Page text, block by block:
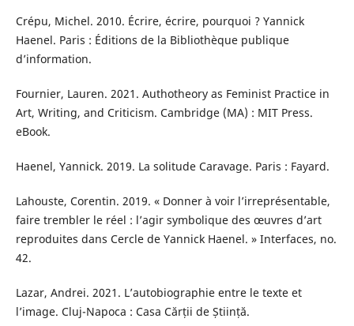
Crépu, Michel. 2010. Écrire, écrire, pourquoi ? Yannick
Haenel. Paris : Éditions de la Bibliothèque publique
d’information.
Fournier, Lauren. 2021. Authotheory as Feminist Practice in
Art, Writing, and Criticism. Cambridge (MA) : MIT Press.
eBook.
Haenel, Yannick. 2019. La solitude Caravage. Paris : Fayard.
Lahouste, Corentin. 2019. « Donner à voir l’irreprésentable,
faire trembler le réel : l’agir symbolique des œuvres d’art
reproduites dans Cercle de Yannick Haenel. » Interfaces, no.
42.
Lazar, Andrei. 2021. L’autobiographie entre le texte et
l’image. Cluj-Napoca : Casa Cărții de Știință.